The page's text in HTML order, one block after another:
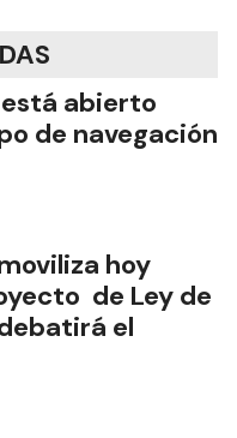
abierto
de navegación
hoy
de Ley de
el